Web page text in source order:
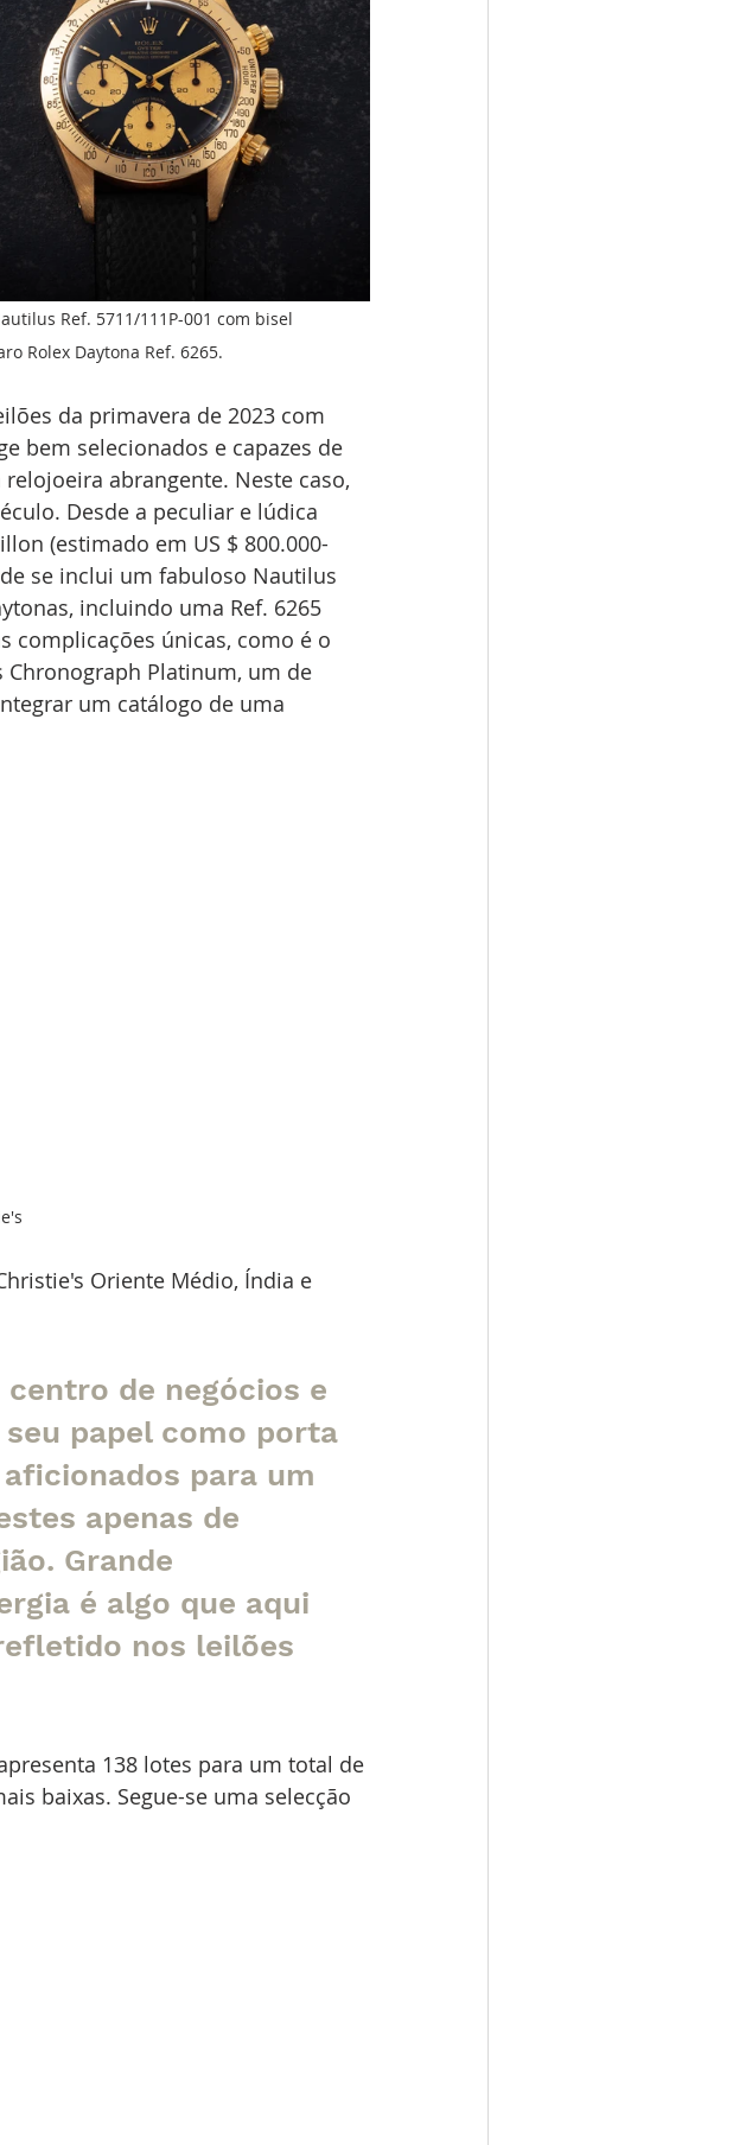
Ref. 5711/111P-001 com bisel
Rolex Daytona Ref. 6265.
da primavera de 2023 com
bem selecionados e capazes de
abrangente. Neste caso,
Desde a peculiar e lúdica
(estimado em US $ 800.000-
se inclui um fabuloso Nautilus
incluindo uma Ref. 6265
complicações únicas, como é o
Chronograph Platinum, um de
um catálogo de uma
Oriente Médio, Índia e
de negócios e
papel como porta
para um
apenas de
Grande
é algo que aqui
nos leilões
138 lotes para um total de
baixas. Segue-se uma selecção